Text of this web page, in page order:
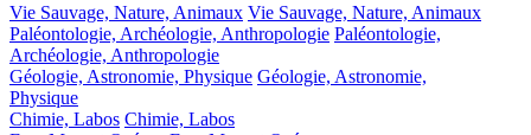
Vie Sauvage, Nature, Animaux Vie Sauvage, Nature, Animaux
Paléontologie, Archéologie, Anthropologie Paléontologie,
Archéologie, Anthropologie
Géologie, Astronomie, Physique Géologie, Astronomie,
Physique
Chimie, Labos Chimie, Labos